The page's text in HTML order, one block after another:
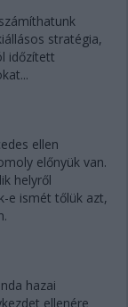
stratégia,
időzített
ellen
előnyük van.
helyről
e ismét tőlük azt,
hazai
ellenére